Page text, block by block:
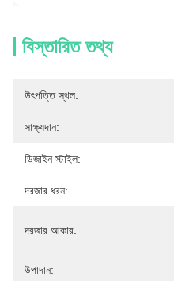
বিস্তারিত তথ্য
উৎপত্তি স্থল:
সাক্ষ্যদান:
ডিজাইন স্টাইল:
দরজার ধরন:
দরজার আকার:
উপাদান: